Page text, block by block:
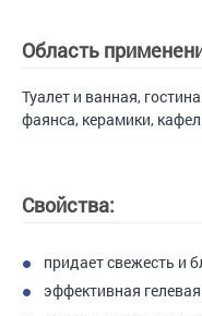
Область
Туалет и ванная,
фаянса, керамики,
Свойства:
придает свежесть и
эффективная